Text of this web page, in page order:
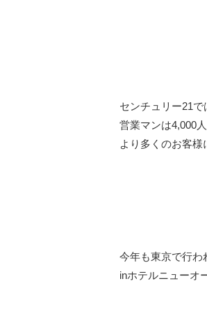
センチュリー21で
営業マンは4,000
より多くのお客
今年も東京で行わ
inホテルニューオ